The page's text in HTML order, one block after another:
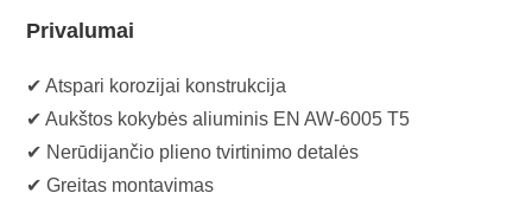
Privalumai
✔ Atspari korozijai konstrukcija
✔ Aukštos kokybės aliuminis EN AW-6005 T5
✔ Nerūdijančio plieno tvirtinimo detalės
✔ Greitas montavimas